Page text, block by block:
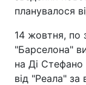
планувалося
14 жовтня, по
"Барселона"
на Ді Стефано
від "Реала" за